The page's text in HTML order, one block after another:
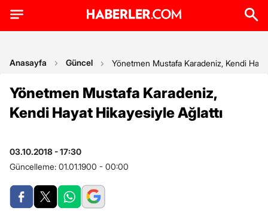
Anasayfa Güncel Yönetmen Mustafa Karadeniz, Kendi
Yönetmen Mustafa Karadeniz,
Kendi Hayat Hikayesiyle Ağlattı
03.10.2018 - 17:30
Güncelleme: 01.01.1900 - 00:00